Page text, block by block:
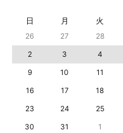
日 月 火
26 27 28
2
3 4
9
10 11
16
17 18
23
24 25
30
31 1